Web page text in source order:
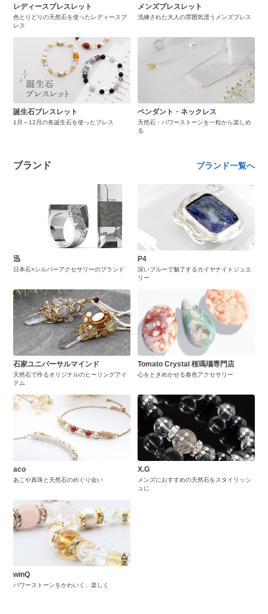
レディースブレスレット
色とりどりの天然石を使ったレディースブ
レス
メンズブレスレット
洗練された大人の雰囲気漂うメンズブレス
誕生石ブレスレット
1月～12月の各誕生石を使ったブレス
ペンダント・ネックレス
天然石・パワーストーンを一粒から楽しめ
る
ブランド ブランド一覧へ
迅
日本石×シルバーアクセサリーのブランド
P4
深いブルーで魅了するカイヤナイトジュエ
リー
石家ユニバーサルマインド
天然石で作るオリジナルのヒーリングアイ
テム
Tomato Crystal 桜瑪瑙専門店
心をときめかせる春色アクセサリー
aco
あこや真珠と天然石のめぐり会い
X.G
メンズにおすすめの天然石をスタイリッシ
ュに
winQ
パワーストーンをかわいく、楽しく